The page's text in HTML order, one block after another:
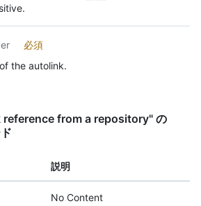
必須
the autolink.
from a repository" の
説明
No Content